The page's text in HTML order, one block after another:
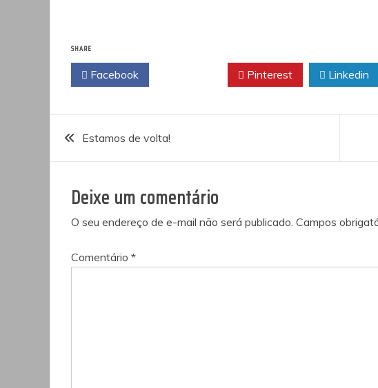
SHARE
Facebook Pinterest Linkedin
Navegação
de
Post
Estamos de volta!
Deixe um comentário
O seu endereço de e-mail não será publicado. Campos
Comentário *